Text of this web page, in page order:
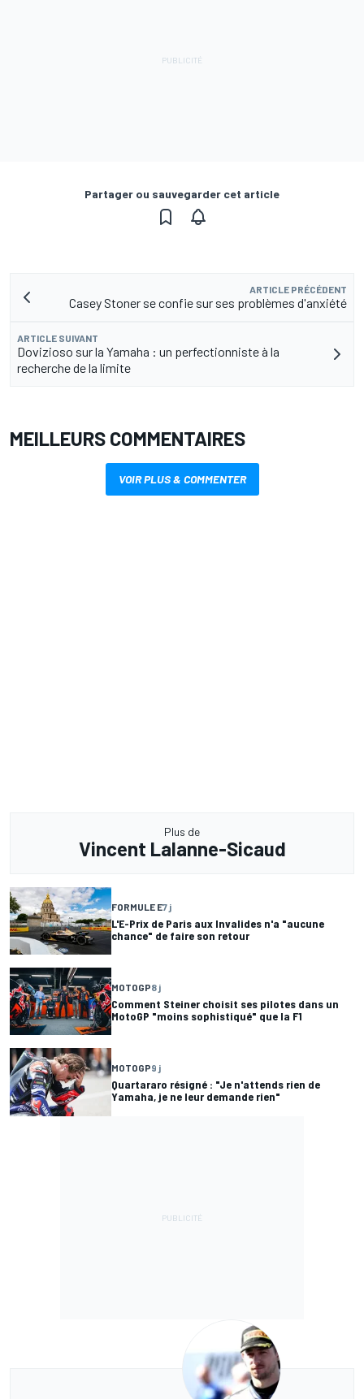
Partager ou sauvegarder cet article
ARTICLE PRÉCÉDENT
Casey Stoner se confie sur ses problèmes d'anxiété
ARTICLE SUIVANT
Dovizioso sur la Yamaha : un perfectionniste à la
recherche de la limite
MEILLEURS COMMENTAIRES
VOIR PLUS & COMMENTER
Plus de
Vincent Lalanne-Sicaud
FORMULE E7 j
L'E-Prix de Paris aux Invalides n'a "aucune
chance" de faire son retour
MOTOGP8 j
Comment Steiner choisit ses pilotes dans un
MotoGP "moins sophistiqué" que la F1
MOTOGP9 j
Quartararo résigné : "Je n'attends rien de
Yamaha, je ne leur demande rien"